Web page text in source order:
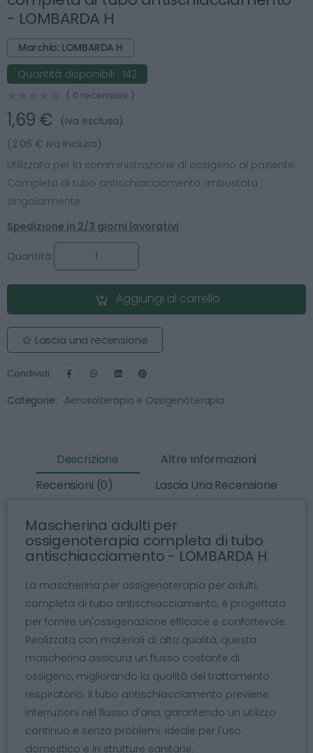
- LOMBARDA H
Marchio: LOMBARDA H
Quantità disponibili : 142
( 0 recensioni )
1,69 €
(iva esclusa)
(2.06 € iva inclusa)
Utilizzata per la somministrazione di ossigeno al paziente.
Completa di tubo antischiacciamento. Imbustata
singolarmente.
Spedizione in 2/3 giorni lavorativi
Quantità:
Aggiungi al carrello
Lascia una recensione
Condividi:
Categorie: Aerosolterapia e Ossigenoterapia
Descrizione
Altre Informazioni
Recensioni (0)
Lascia Una Recensione
Mascherina adulti per
ossigenoterapia completa di tubo
antischiacciamento - LOMBARDA H
La mascherina per ossigenoterapia per adulti,
completa di tubo antischiacciamento, è progettata
per fornire un'ossigenazione efficace e confortevole.
Realizzata con materiali di alta qualità, questa
mascherina assicura un flusso costante di
ossigeno, migliorando la qualità del trattamento
respiratorio. Il tubo antischiacciamento previene
interruzioni nel flusso d'aria, garantendo un utilizzo
continuo e senza problemi. Ideale per l'uso
domestico e in strutture sanitarie.